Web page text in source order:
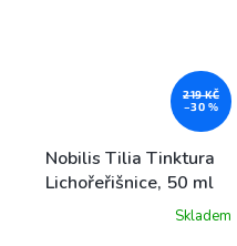
219 KČ
–30 %
Nobilis Tilia Tinktura
Lichořeřišnice, 50 ml
Skladem